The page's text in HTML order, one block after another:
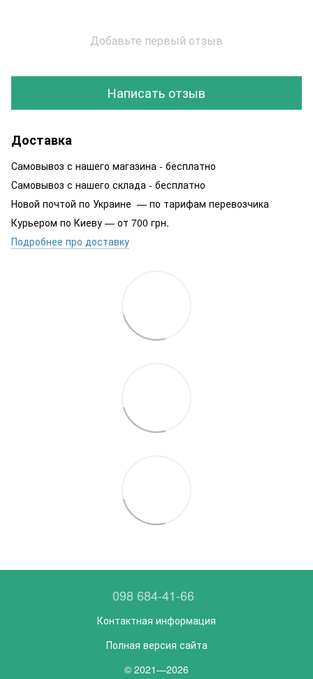
Добавьте первый отзыв
Написать отзыв
Доставка
Самовывоз с нашего магазина - бесплатно
Самовывоз с нашего склада - бесплатно
Новой почтой по Украине — по тарифам перевозчика
Курьером по Киеву — от 700 грн.
Подробнее про доставку
098 684-41-66
Контактная информация
Полная версия сайта
© 2021—2026